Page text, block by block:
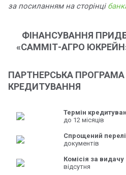
за посиланням на сторінці
ФІНАНСУВАННЯ
«САММІТ-АГРО
ПАРТНЕРСЬКА ПРОГРАМА
КРЕДИТУВАННЯ
Термін
до 12 місяців
Спрощений
документів
Комісія за видачу
відсутня